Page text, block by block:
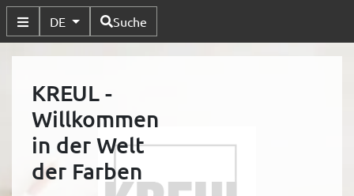
Untermenü Umschalten
DE Verfügbare Sprachen
Suche
KREUL -
Willkommen
in der Welt
der Farben